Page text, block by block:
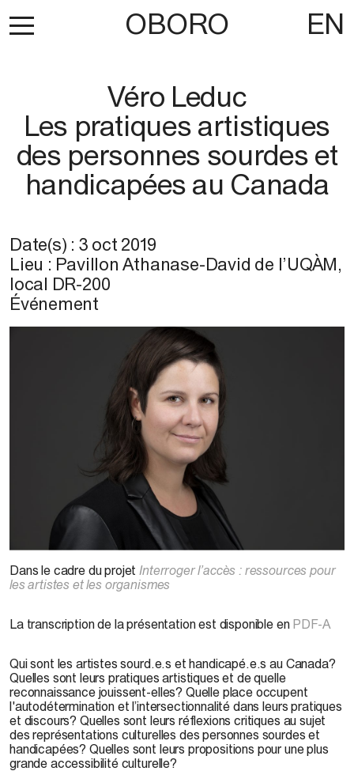
OBORO EN
Véro Leduc
Les pratiques artistiques
des personnes sourdes et
handicapées au Canada
Date(s) : 3 oct 2019
Lieu : Pavillon Athanase-David de l’UQÀM,
local DR-200
Événement
Dans le cadre du projet Interroger l’accès : ressources pour
les artistes et les organismes
La transcription de la présentation est disponible en PDF-A
Qui sont les artistes sourd.e.s et handicapé.e.s au Canada?
Quelles sont leurs pratiques artistiques et de quelle
reconnaissance jouissent-elles? Quelle place occupent
l'autodétermination et l’intersectionnalité dans leurs pratiques
et discours? Quelles sont leurs réflexions critiques au sujet
des représentations culturelles des personnes sourdes et
handicapées? Quelles sont leurs propositions pour une plus
grande accessibilité culturelle?